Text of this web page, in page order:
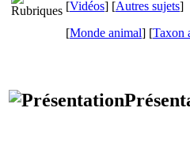
[Vidéos] [Autres sujets]
[Monde animal] [Taxon